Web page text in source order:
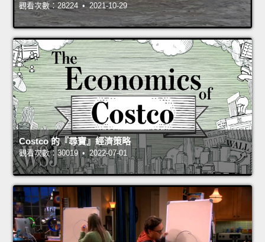
觀看次數：28224 • 2021-10-29
Costco 的『尋寶』經濟策略
觀看次數：30019 • 2022-07-01